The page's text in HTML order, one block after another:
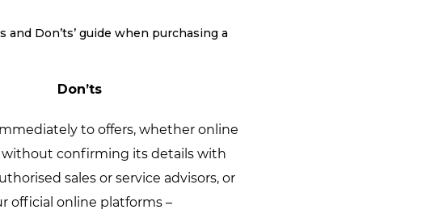
Don’ts’ guide when purchasing a
Don’ts
to offers, whether online
without confirming its details with
sales or service advisors, or
official online platforms –